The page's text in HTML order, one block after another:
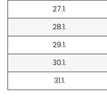
27.1.
28.1.
29.1.
30.1.
31.1.